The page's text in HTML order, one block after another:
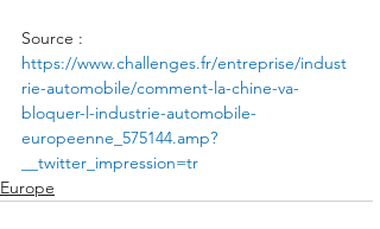
Source :
https://www.challenges.fr/entreprise/indust
rie-automobile/comment-la-chine-va-
bloquer-l-industrie-automobile-
europeenne_575144.amp?
__twitter_impression=tr
Europe